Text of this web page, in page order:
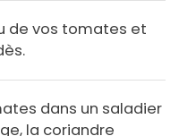
de vos tomates et
dans un saladier
la coriandre